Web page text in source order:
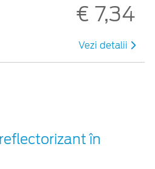
€ 7,34
Vezi detalii
în